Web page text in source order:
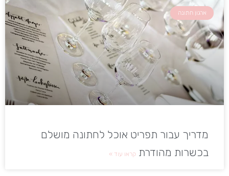
ארגון חתונה
מדריך עבור תפריט אוכל לחתונה מושלם
בכשרות מהודרת קראו עוד »